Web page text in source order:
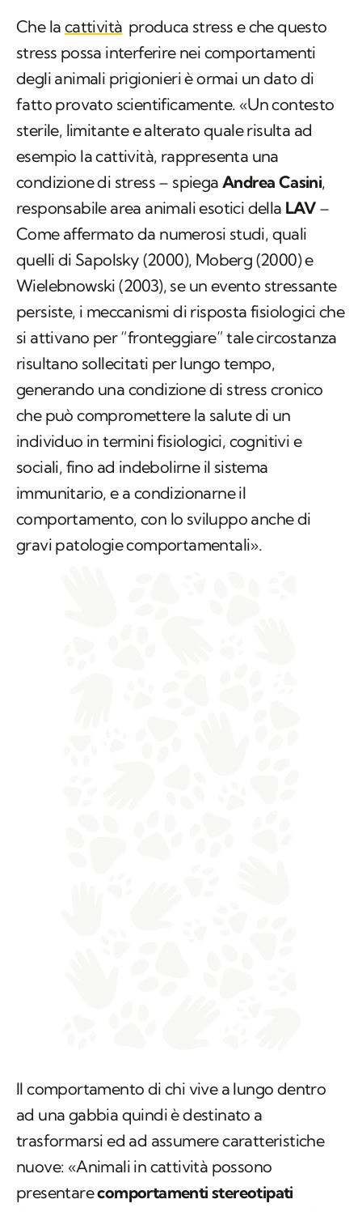
Che la cattività produca stress e che questo
stress possa interferire nei comportamenti
degli animali prigionieri è ormai un dato di
fatto provato scientificamente. «Un contesto
sterile, limitante e alterato quale risulta ad
esempio la cattività, rappresenta una
condizione di stress – spiega Andrea Casini,
responsabile area animali esotici della LAV–
Come affermato da numerosi studi, quali
quelli di Sapolsky (2000), Moberg (2000) e
Wielebnowski (2003), se un evento stressante
persiste, i meccanismi di risposta fisiologici che
si attivano per “fronteggiare” tale circostanza
risultano sollecitati per lungo tempo,
generando una condizione di stress cronico
che può compromettere la salute di un
individuo in termini fisiologici, cognitivi e
sociali, fino ad indebolirne il sistema
immunitario, e a condizionarne il
comportamento, con lo sviluppo anche di
gravi patologie comportamentali».
Il comportamento di chi vive a lungo dentro
ad una gabbia quindi è destinato a
trasformarsi ed ad assumere caratteristiche
nuove: «Animali in cattività possono
presentarecomportamenti stereotipati